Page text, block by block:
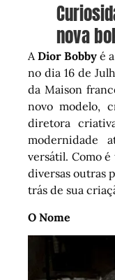
nova
ADior Bobby é
no dia 16 de
da Maison
novo modelo,
diretora
modernidade
versátil. Como
diversas outras
trás de sua
O Nome